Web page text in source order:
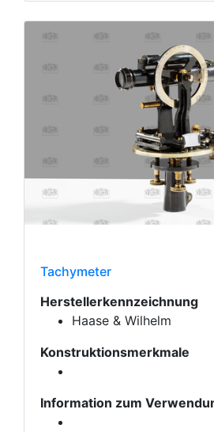
Tachymeter
Herstellerkennzeichnung
Haase & Wilhelm
Konstruktionsmerkmale
Information zum